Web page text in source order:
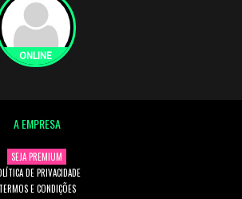
A EMPRESA
SEJA PREMIUM
DE PRIVACIDADE
TERMOS E CONDIÇÕES